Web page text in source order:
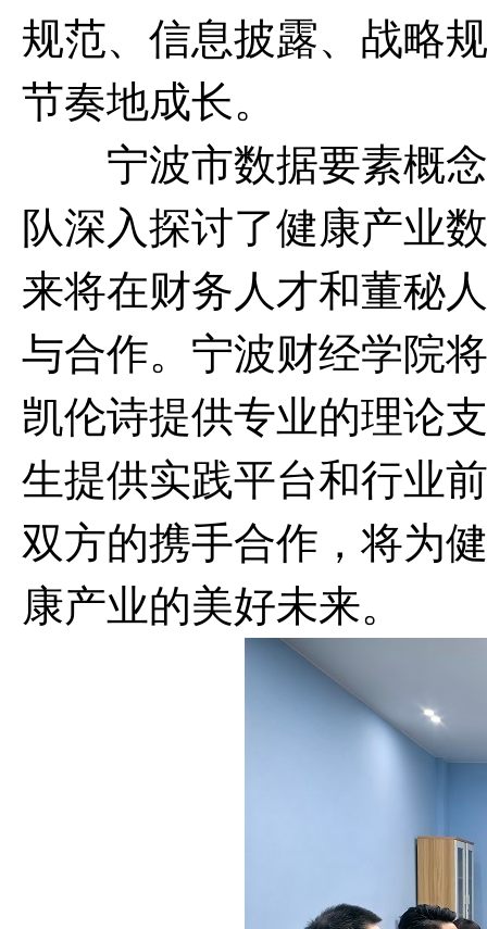
规范、信息披露、战略
节奏地成长。
宁波市数据要素概念
队深入探讨了健康产业
来将在财务 人才和董秘
与合作。宁波财经学院
凯伦诗提供专业的理论
生提供实践平台和行业
双方的携手合作，将为
康产业的美好未来。